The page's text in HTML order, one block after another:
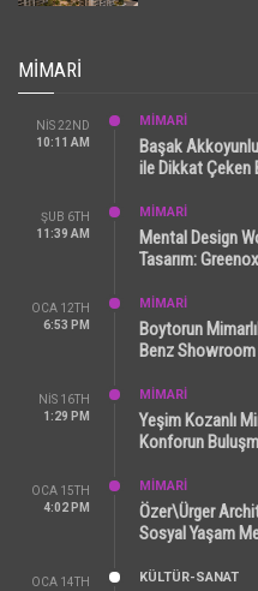
MIMARI
NIS 22ND
10:11 AM
MİMARİ
Başak
ile Dikkat Çeken
ŞUB 6TH
11:39 AM
MİMARİ
Mental Design
Tasarım: Greenox
OCA 12TH
6:53 PM
MİMARİ
Boytorun
Benz
NIS 16TH
1:29 PM
MİMARİ
Yeşim Kozanlı
Konforun
OCA 15TH
4:02 PM
MİMARİ
Özer\Ürger
Sosyal Yaşam
OCA 14TH
KÜLTÜR-SANAT